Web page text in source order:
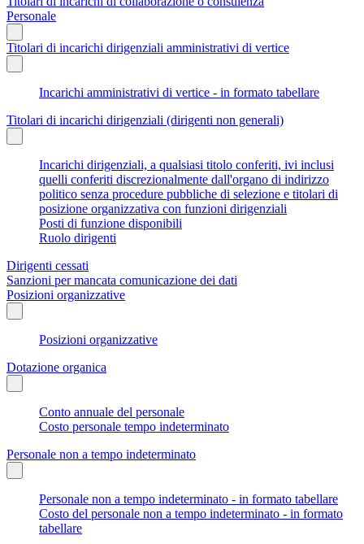
Personale
Titolari di incarichi dirigenziali amministrativi di vertice
Incarichi amministrativi di vertice - in formato tabellare
Titolari di incarichi dirigenziali (dirigenti non generali)
Incarichi dirigenziali, a qualsiasi titolo conferiti, ivi inclusi
quelli conferiti discrezionalmente dall'organo di indirizzo
politico senza procedure pubbliche di selezione e titolari di
posizione organizzativa con funzioni dirigenziali
Posti di funzione disponibili
Ruolo dirigenti
Dirigenti cessati
Sanzioni per mancata comunicazione dei dati
Posizioni organizzative
Posizioni organizzative
Dotazione organica
Conto annuale del personale
Costo personale tempo indeterminato
Personale non a tempo indeterminato
Personale non a tempo indeterminato - in formato tabellare
Costo del personale non a tempo indeterminato - in formato
tabellare